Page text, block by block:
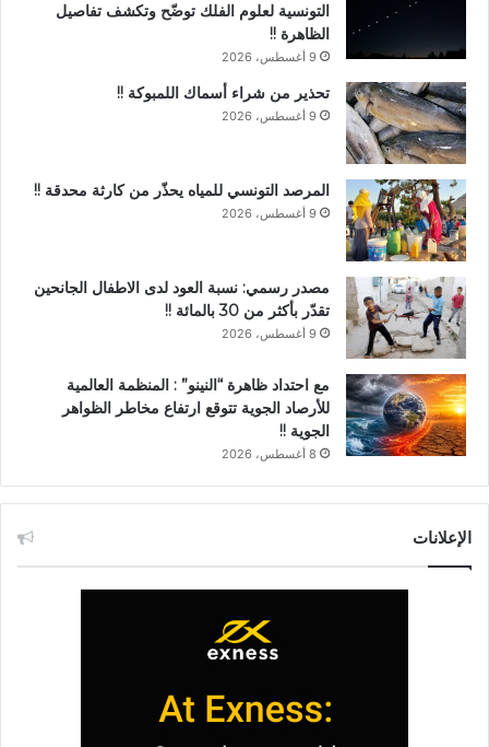
التونسية لعلوم الفلك توضّح وتكشف تفاصيل
الظاهرة !!
9 أغسطس، 2026
تحذير من شراء أسماك اللمبوكة !!
9 أغسطس، 2026
المرصد التونسي للمياه يحذّر من كارثة محدقة !!
9 أغسطس، 2026
مصدر رسمي: نسبة العود لدى الاطفال الجانحين
تقدّر بأكثر من 30 بالمائة !!
9 أغسطس، 2026
مع احتداد ظاهرة “النينو” : المنظمة العالمية
للأرصاد الجوية تتوقع ارتفاع مخاطر الظواهر
الجوية !!
8 أغسطس، 2026
الإعلانات